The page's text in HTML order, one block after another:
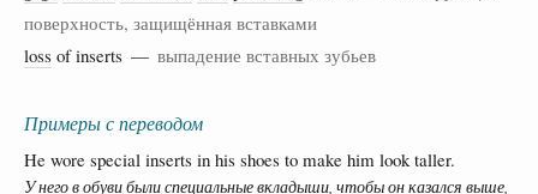
поверхность, защищённая вставками
loss of inserts — выпадение вставных зубьев
Примеры с переводом
He wore special inserts in his shoes to make him look taller.
У него в обуви были специальные вкладыши, чтобы он казался выше,